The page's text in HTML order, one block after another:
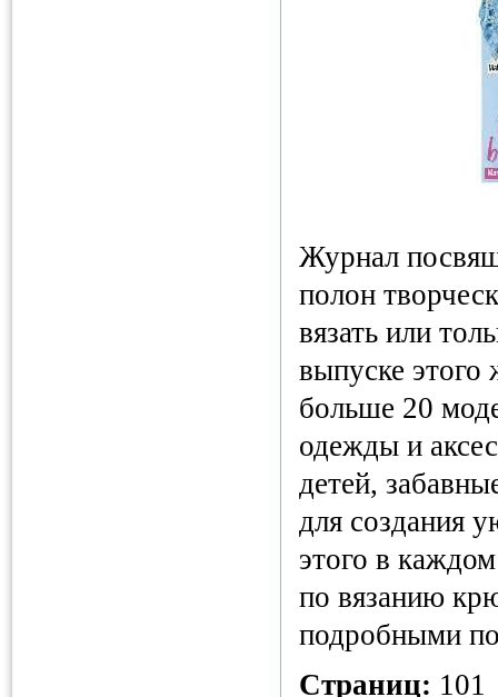
Журнал
полон
вязать или
выпуске этого
больше 20
одежды и
детей,
для создания
этого в
по вязанию
подробными
Страниц: 101